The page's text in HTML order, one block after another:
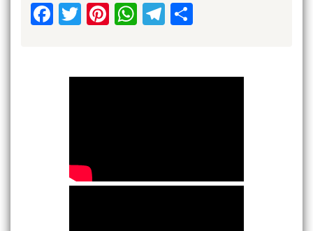
Facebook
Twitter
Pinterest
WhatsApp
Telegram